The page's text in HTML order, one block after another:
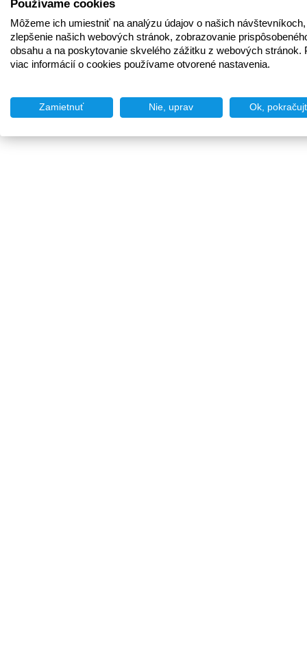
Používame cookies
Môžeme ich umiestniť na analýzu údajov o našich
zlepšenie našich webových stránok, zobrazovanie
obsahu a na poskytovanie skvelého zážitku z webových stránok.
viac informácií o cookies používame otvorené nastavenia.
Zamietnuť Nie, uprav Ok,